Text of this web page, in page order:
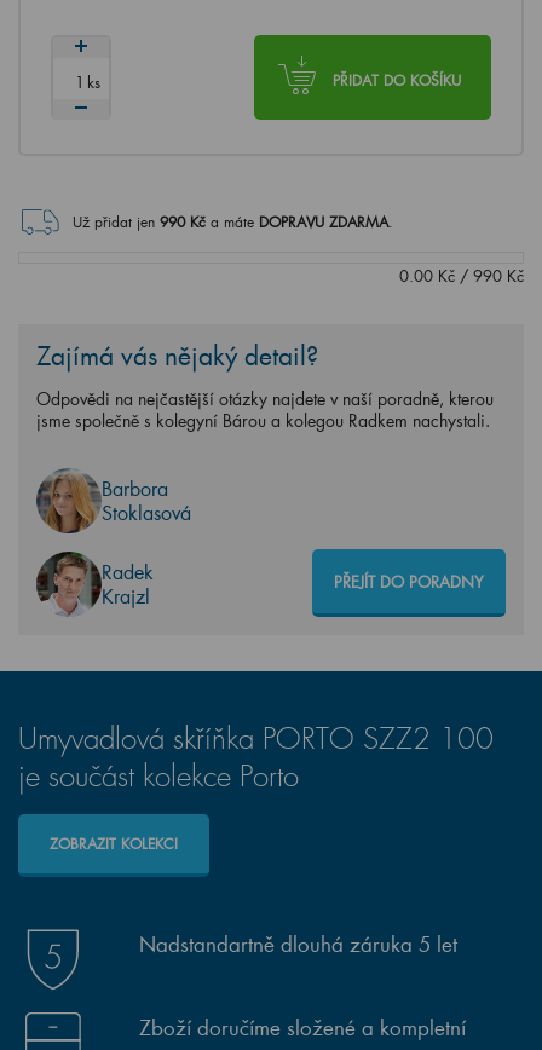
PŘIDAT DO KOŠÍKU
ks
Už přidat jen 990Kč a máte DOPRAVU ZDARMA.
0.00 Kč / 990 Kč
Zajímá vás nějaký detail?
Odpovědi na nejčastější otázky najdete v naší poradně, kterou
jsme společně s kolegyní Bárou a kolegou Radkem nachystali.
Barbora
Stoklasová
Radek
Krajzl
PŘEJÍT DO PORADNY
Umyvadlová skříňka PORTO SZZ2 100
je součást kolekce Porto
ZOBRAZIT KOLEKCI
Nadstandartně dlouhá záruka 5 let
Zboží doručíme složené a kompletní